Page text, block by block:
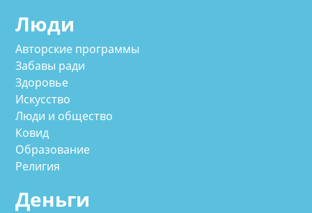
Люди
Авторские программы
Забавы ради
Здоровье
Искусство
Люди и общество
Ковид
Образование
Религия
Деньги